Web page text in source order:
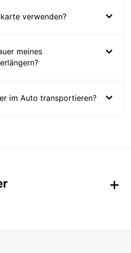
verwenden?
meines
im Auto transportieren?